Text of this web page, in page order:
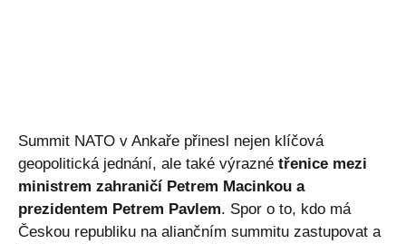
Summit NATO v Ankaře přinesl nejen klíčová
geopolitická jednání, ale také výrazné třenice mezi
ministrem zahraničí Petrem Macinkou a
prezidentem Petrem Pavlem. Spor o to, kdo má
Českou republiku na aliančním summitu zastupovat a